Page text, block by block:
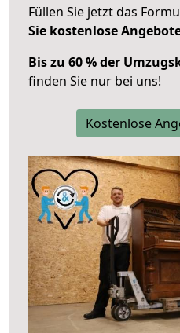
Füllen Sie jetzt das
Sie kostenlose
Bis zu 60 % der
finden Sie nur bei uns!
Kostenlose